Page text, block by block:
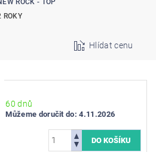
ROCK - TOP
ROKY
Hlídat cenu
60 dnů
Můžeme doručit do: 4.11.2026